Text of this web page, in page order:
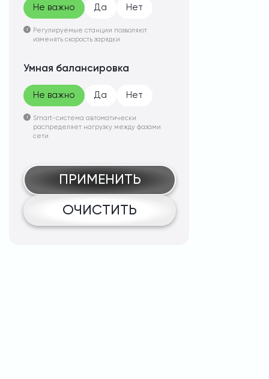
Не важно Да Нет
Регулируемые станции позволяют
изменять скорость зарядки
Умная балансировка
Не важно Да Нет
Smart-система автоматически
распределяет нагрузку между фазами
сети
ПРИМЕНИТЬ
ОЧИСТИТЬ